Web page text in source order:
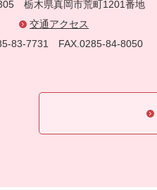
栃木県真岡市荒町1201番地
交通アクセス
83-7731 FAX.0285-84-8050